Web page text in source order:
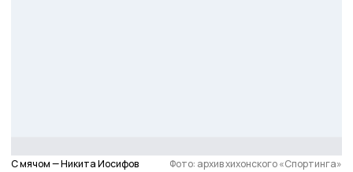
С мячом — Никита Иосифов Фото: архив хихонского «Спортинга»